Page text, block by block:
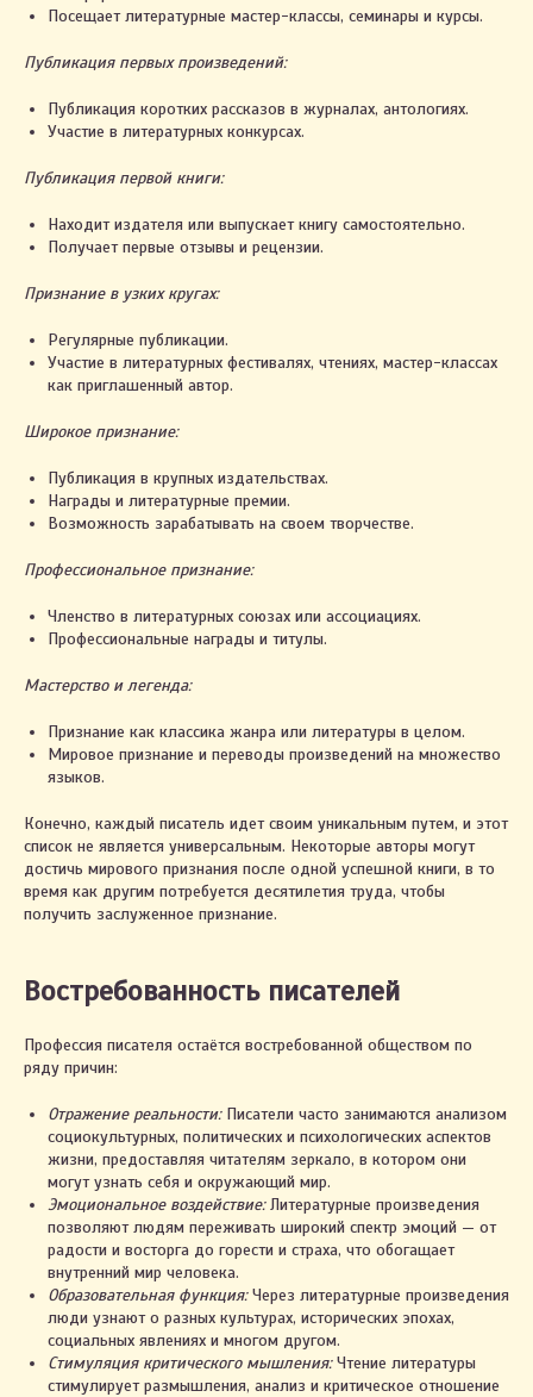
Посещает литературные мастер-классы, семинары и курсы.
Публикация первых произведений:
Публикация коротких рассказов в журналах, антологиях.
Участие в литературных конкурсах.
Публикация первой книги:
Находит издателя или выпускает книгу самостоятельно.
Получает первые отзывы и рецензии.
Признание в узких кругах:
Регулярные публикации.
Участие в литературных фестивалях, чтениях, мастер-классах
как приглашенный автор.
Широкое признание:
Публикация в крупных издательствах.
Награды и литературные премии.
Возможность зарабатывать на своем творчестве.
Профессиональное признание:
Членство в литературных союзах или ассоциациях.
Профессиональные награды и титулы.
Мастерство и легенда:
Признание как классика жанра или литературы в целом.
Мировое признание и переводы произведений на множество
языков.
Конечно, каждый писатель идет своим уникальным путем, и этот
список не является универсальным. Некоторые авторы могут
достичь мирового признания после одной успешной книги, в то
время как другим потребуется десятилетия труда, чтобы
получить заслуженное признание.
Востребованность писателей
Профессия писателя остаётся востребованной обществом по
ряду причин:
Отражение реальности:Писатели часто занимаются анализом
социокультурных, политических и психологических аспектов
жизни, предоставляя читателям зеркало, в котором они
могут узнать себя и окружающий мир.
Эмоциональное воздействие:Литературные произведения
позволяют людям переживать широкий спектр эмоций — от
радости и восторга до горести и страха, что обогащает
внутренний мир человека.
Образовательная функция:Через литературные произведения
люди узнают о разных культурах, исторических эпохах,
социальных явлениях и многом другом.
Стимуляция критического мышления:Чтение литературы
стимулирует размышления, анализ и критическое отношение